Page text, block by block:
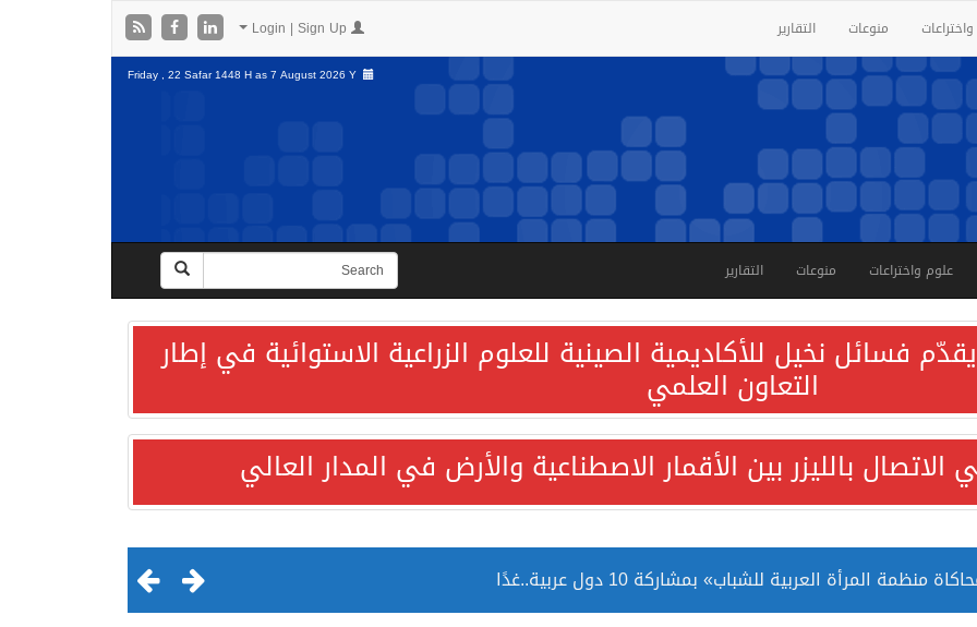
منوعات التقارير
Friday , 22 Safar 1448 H as7 August 2026 Y
علوم واختراعات منوعات التقارير
فسائل نخيل للأكاديمية الصينية للعلوم الزراعية الاستوائية في إطار
التعاون العلمي
بالليزر بين الأقمار الاصطناعية والأرض في المدار العالي
المرأة العربية للشباب» بمشاركة 10 دول عربية..غدًا